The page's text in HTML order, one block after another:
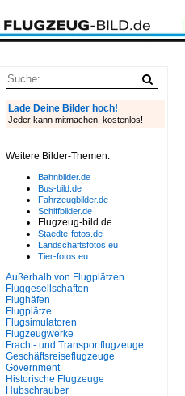
Lade Deine Bilder hoch!
Jeder kann mitmachen, kostenlos!
Weitere Bilder-Themen:
Bahnbilder.de
Bus-bild.de
Fahrzeugbilder.de
Schiffbilder.de
Flugzeug-bild.de
Staedte-fotos.de
Landschaftsfotos.eu
Tier-fotos.eu
Außerhalb von Flugplätzen
Fluggesellschaften
Flughäfen
Flugplätze
Flugsimulatoren
Flugzeugwerke
Fracht- und Transportflugzeuge
Geschäftsreiseflugzeuge
Government
Historische Flugzeuge
Hubschrauber